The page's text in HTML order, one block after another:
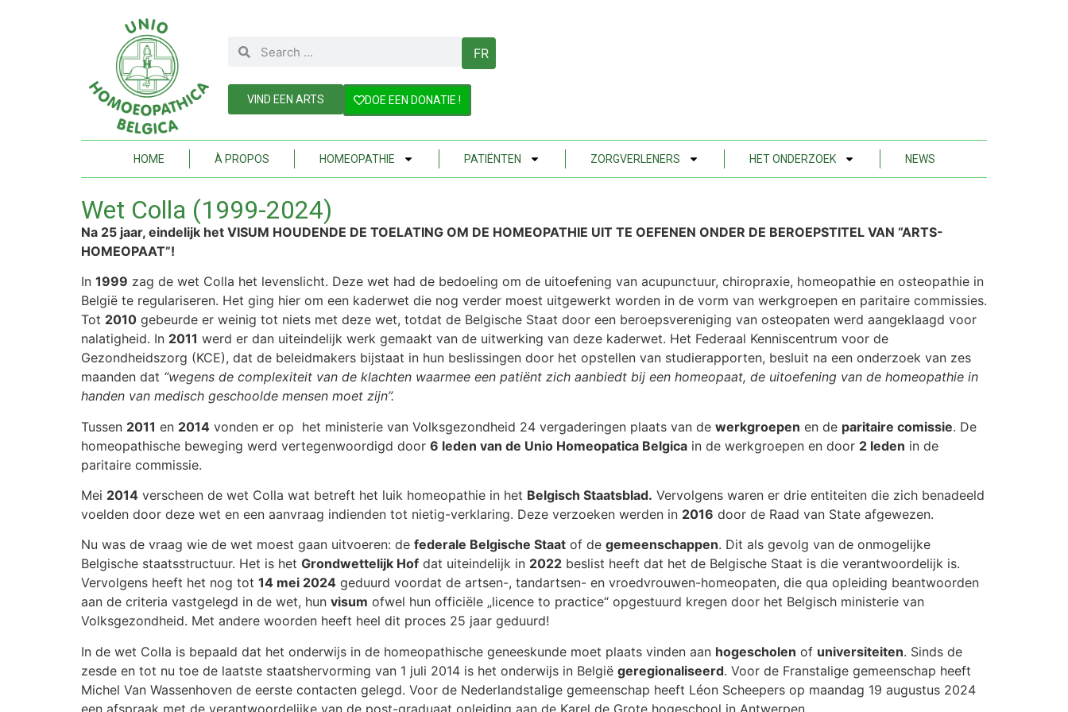
FR
VIND EEN ARTS DOE EEN DONATIE !
HOME À PROPOS HOMEOPATHIE PATIËNTEN ZORGVERLENERS HET ONDERZOEK NEWS
Wet Colla (1999-2024)
Na 25 jaar, eindelijk het VISUM HOUDENDE DE TOELATING OM DE HOMEOPATHIE UIT TE OEFENEN ONDER DE BEROEPSTITEL VAN “ARTS-
HOMEOPAAT”!
In 1999 zag de wet Colla het levenslicht. Deze wet had de bedoeling om de uitoefening van acupunctuur, chiropraxie, homeopathie en osteopathie in
België te regulariseren. Het ging hier om een kaderwet die nog verder moest uitgewerkt worden in de vorm van werkgroepen en paritaire commissies.
Tot 2010 gebeurde er weinig tot niets met deze wet, totdat de Belgische Staat door een beroepsvereniging van osteopaten werd aangeklaagd voor
nalatigheid. In 2011 werd er dan uiteindelijk werk gemaakt van de uitwerking van deze kaderwet. Het Federaal Kenniscentrum voor de
Gezondheidszorg (KCE), dat de beleidmakers bijstaat in hun beslissingen door het opstellen van studierapporten, besluit na een onderzoek van zes
maanden dat “wegens de complexiteit van de klachten waarmee een patiënt zich aanbiedt bij een homeopaat, de uitoefening van de homeopathie in
handen van medisch geschoolde mensen moet zijn”.
Tussen 2011 en 2014 vonden er op het ministerie van Volksgezondheid 24 vergaderingen plaats van de werkgroepen en de paritaire comissie. De
homeopathische beweging werd vertegenwoordigd door 6 leden van de Unio Homeopatica Belgica in de werkgroepen en door 2 leden in de
paritaire commissie.
Mei 2014 verscheen de wet Colla wat betreft het luik homeopathie in het Belgisch Staatsblad. Vervolgens waren er drie entiteiten die zich benadeeld
voelden door deze wet en een aanvraag indienden tot nietig-verklaring. Deze verzoeken werden in 2016 door de Raad van State afgewezen.
Nu was de vraag wie de wet moest gaan uitvoeren: de federale Belgische Staat of de gemeenschappen. Dit als gevolg van de onmogelijke
Belgische staatsstructuur. Het is het Grondwettelijk Hof dat uiteindelijk in 2022 beslist heeft dat het de Belgische Staat is die verantwoordelijk is.
Vervolgens heeft het nog tot 14 mei 2024 geduurd voordat de artsen-, tandartsen- en vroedvrouwen-homeopaten, die qua opleiding beantwoorden
aan de criteria vastgelegd in de wet, hun visum ofwel hun officiële „licence to practice“ opgestuurd kregen door het Belgisch ministerie van
Volksgezondheid. Met andere woorden heeft heel dit proces 25 jaar geduurd!
In de wet Colla is bepaald dat het onderwijs in de homeopathische geneeskunde moet plaats vinden aan hogescholen of universiteiten. Sinds de
zesde en tot nu toe de laatste staatshervorming van 1 juli 2014 is het onderwijs in België geregionaliseerd. Voor de Franstalige gemeenschap heeft
Michel Van Wassenhoven de eerste contacten gelegd. Voor de Nederlandstalige gemeenschap heeft Léon Scheepers op maandag 19 augustus 2024
een afspraak met de verantwoordelijke van de post-graduaat opleiding aan de Karel de Grote hogeschool in Antwerpen.